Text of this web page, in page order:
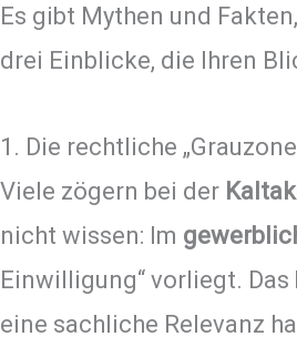
Es gibt Mythen und
drei Einblicke, die Ihren
1. Die rechtliche
Viele zögern bei der
nicht wissen: Im
Einwilligung“ vorliegt.
eine sachliche Relevanz